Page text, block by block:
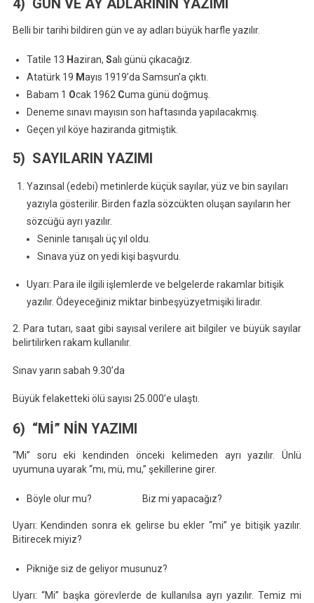
4) GÜN VE AY ADLARININ YAZIMI
Belli bir tarihi bildiren gün ve ay adları büyük harfle yazılır.
Tatile 13 Haziran, Salı günü çıkacağız.
Atatürk 19 Mayıs 1919’da Samsun’a çıktı.
Babam 1 Ocak 1962 Cuma günü doğmuş.
Deneme sınavı mayısın son haftasında yapılacakmış.
Geçen yıl köye haziranda gitmiştik.
5) SAYILARIN YAZIMI
Yazınsal (edebi) metinlerde küçük sayılar, yüz ve bin sayıları
yazıyla gösterilir. Birden fazla sözcükten oluşan sayıların her
sözcüğü ayrı yazılır.
Seninle tanışalı üç yıl oldu.
Sınava yüz on yedi kişi başvurdu.
Uyarı: Para ile ilgili işlemlerde ve belgelerde rakamlar bitişik
yazılır. Ödeyeceğiniz miktar binbeşyüzyetmişiki liradır.
2. Para tutarı, saat gibi sayısal verilere ait bilgiler ve büyük sayılar
belirtilirken rakam kullanılır.
Sınav yarın sabah 9.30’da
Büyük felaketteki ölü sayısı 25.000’e ulaştı.
6) “Mİ” NİN YAZIMI
“Mi” soru eki kendinden önceki kelimeden ayrı yazılır. Ünlü
uyumuna uyarak “mı, mü, mu,” şekillerine girer.
Böyle olur mu? Biz mi yapacağız?
Uyarı: Kendinden sonra ek gelirse bu ekler “mi” ye bitişik yazılır.
Bitirecek miyiz?
Pikniğe siz de geliyor musunuz?
Uyarı: “Mi” başka görevlerde de kullanılsa ayrı yazılır. Temiz mi